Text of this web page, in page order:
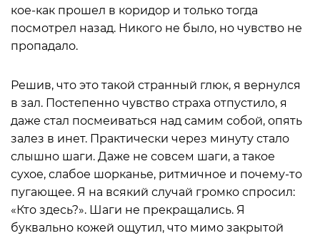
кое-как прошел в коридор и только тогда
посмотрел назад. Никого не было, но чувство не
пропадало.
Решив, что это такой странный глюк, я вернулся
в зал. Постепенно чувство страха отпустило, я
даже стал посмеиваться над самим собой, опять
залез в инет. Практически через минуту стало
слышно шаги. Даже не совсем шаги, а такое
сухое, слабое шорканье, ритмичное и почему-то
пугающее. Я на всякий случай громко спросил:
«Кто здесь?». Шаги не прекращались. Я
буквально кожей ощутил, что мимо закрытой